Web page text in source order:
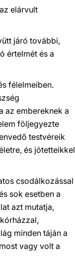
elárvult
járó további,
értelmét és a
félelmeiben.
az embereknek a
följegyezte
testvéreik
és jótetteikkel
csodálkozással
sok esetben a
azt mutatja,
minden táján a
vagy volt a